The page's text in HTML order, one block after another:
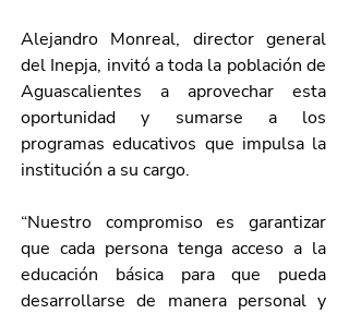
Alejandro Monreal, director general
del Inepja, invitó a toda la población de
Aguascalientes a aprovechar esta
oportunidad y sumarse a los
programas educativos que impulsa la
institución a su cargo.
“Nuestro compromiso es garantizar
que cada persona tenga acceso a la
educación básica para que pueda
desarrollarse de manera personal y